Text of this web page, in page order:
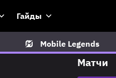
Гайды
Mobile Legends
Матчи